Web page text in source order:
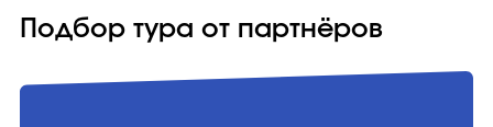
Подбор тура от партнёров